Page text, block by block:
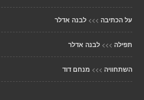
על הכתיבה >>> לבנה אדלר
תפילה >>> לבנה אדלר
השתחוויה >>> מנחם דוד